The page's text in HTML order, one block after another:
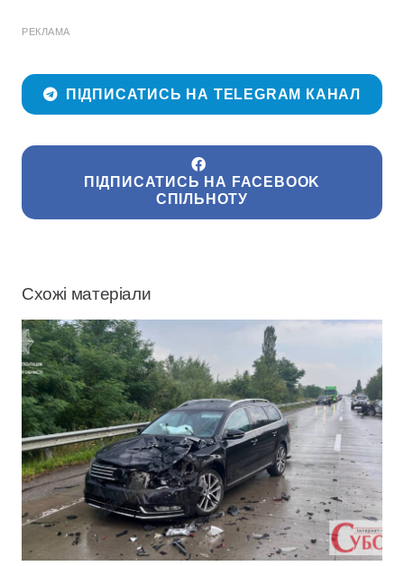
РЕКЛАМА
ПІДПИСАТИСЬ НА TELEGRAM КАНАЛ
ПІДПИСАТИСЬ НА FACEBOOK
СПІЛЬНОТУ
Схожі матеріали